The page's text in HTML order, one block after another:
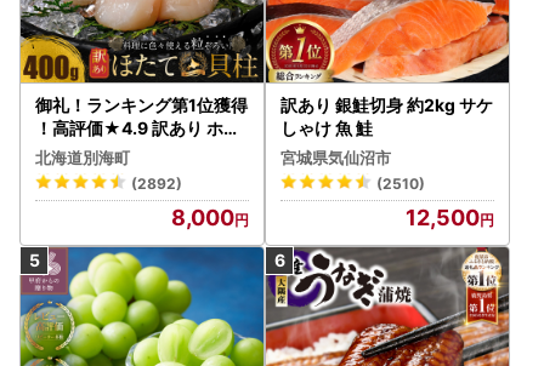
御礼！ランキング第1位獲得
！高評価★4.9 訳あり ホタ
テ 400g（ほたて 帆立 貝柱
冷凍 ）
北海道別海町
(2892)
8,000
訳あり 銀鮭切身 約2kg サケ
しゃけ 魚 鮭
宮城県気仙沼市
(2510)
12,500